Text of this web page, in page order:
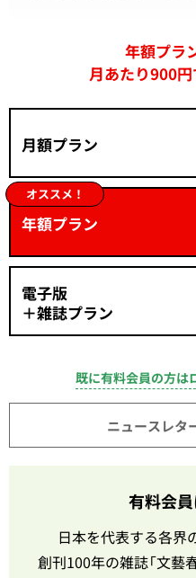
年額プラ
月あたり900
月額プラン
オススメ！
年額プラン
電子版
＋雑誌プラン
既に有料会員の方は
ニュースレタ
有料会
日本を代表する各界
創刊100年の雑誌「文藝